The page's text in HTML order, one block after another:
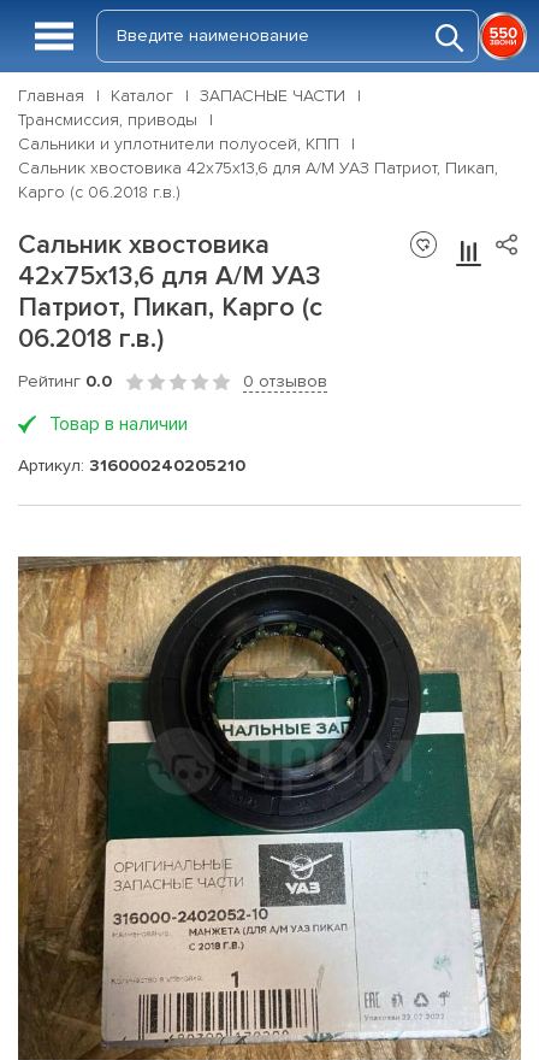
Главная Каталог
ЗАПАСНЫЕ ЧАСТИ
Трансмиссия, приводы
Сальники и уплотнители полуосей, КПП
Сальник хвостовика 42х75х13,6 для А/М УАЗ Патриот, Пикап,
Карго (с 06.2018 г.в.)
Сальник хвостовика
42х75х13,6 для А/М УАЗ
Патриот, Пикап, Карго (с
06.2018 г.в.)
Рейтинг 0.0 0 отзывов
Товар в наличии
Артикул: 316000240205210